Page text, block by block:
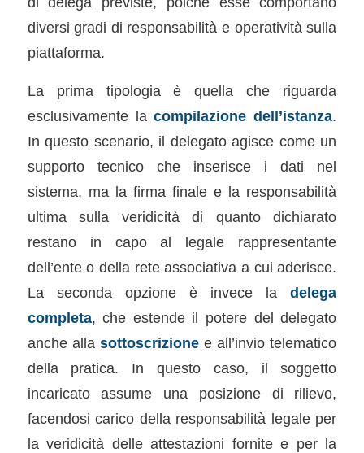
diversi gradi di responsabilità e operatività sulla
piattaforma.
La prima tipologia è quella che riguarda
esclusivamente lacompilazione dell’istanza.
In questo scenario, il delegato agisce come un
supporto tecnico che inserisce i dati nel
sistema, ma la firma finale e la responsabilità
ultima sulla veridicità di quanto dichiarato
restano in capo al legale rappresentante
dell’ente o della rete associativa a cui aderisce.
La seconda opzione è invece ladelega
completa, che estende il potere del delegato
anche alla sottoscrizionee all’invio telematico
della pratica. In questo caso, il soggetto
incaricato assume una posizione di rilievo,
facendosi carico della responsabilità legale per
la veridicità delle attestazioni fornite e per la